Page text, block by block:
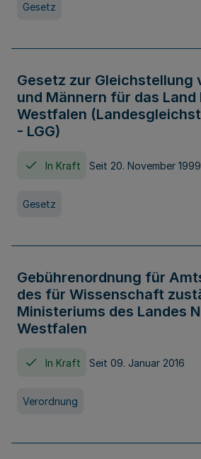
Gesetz
Gesetz zur Gleichstellung
und Männern für das Land
Westfalen
- LGG)
In Kraft Seit 20. November 1999
Gesetz
Gebührenordnung für
des für Wissenschaft
Ministeriums des Landes
Westfalen
In Kraft Seit 09. Januar 2016
Verordnung